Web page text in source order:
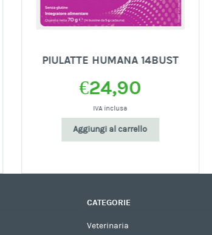
PIULATTE HUMANA 14BUST
24,90
Aggiungi al carrello
CATEGORIE
Veterinaria